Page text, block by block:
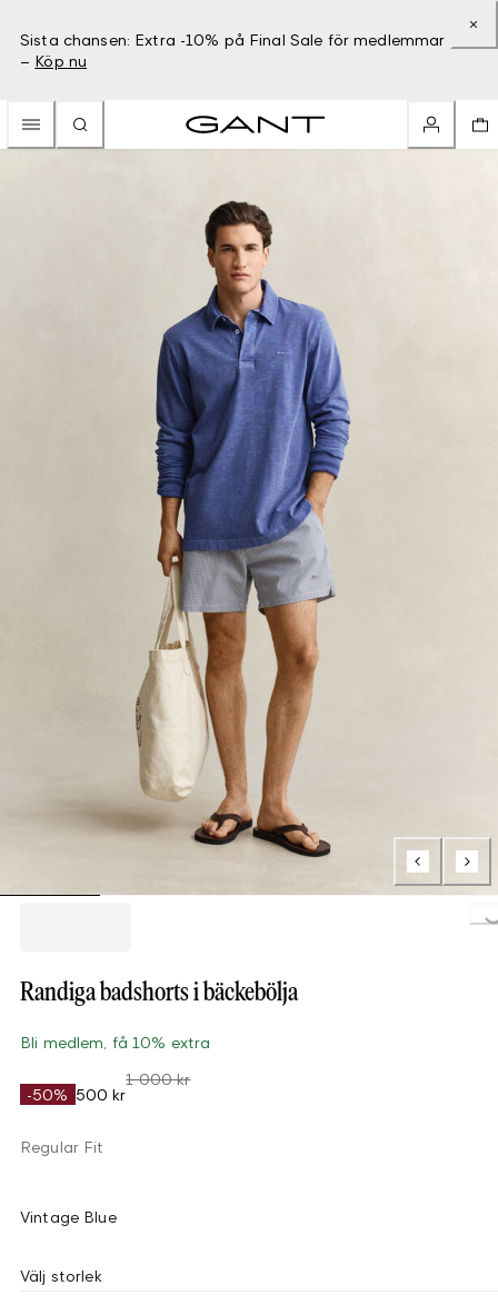
Sista chansen: Extra -10% på Final Sale för medlemmar
– Köp nu
Randiga badshorts i bäckebölja
Bli medlem, få 10% extra
-50% 500 kr
1 000 kr
Regular Fit
Vintage Blue
Välj storlek